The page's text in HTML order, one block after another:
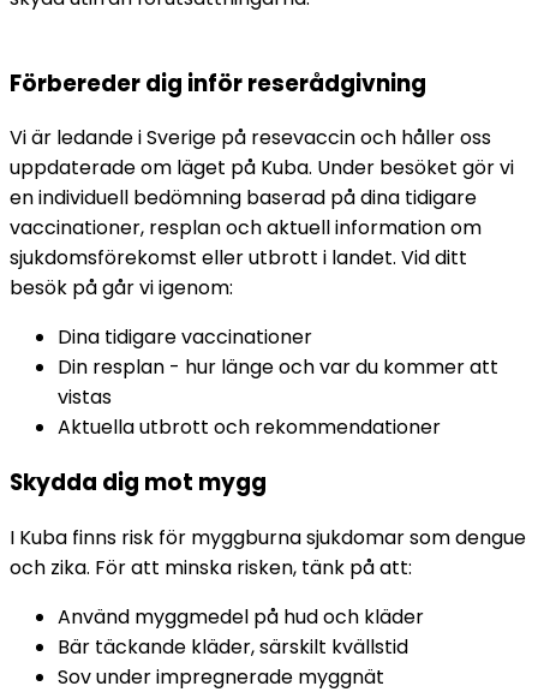
Förbereder dig inför reserådgivning
Vi är ledande i Sverige på resevaccin och håller oss
uppdaterade om läget på Kuba. Under besöket gör vi
en individuell bedömning baserad på dina tidigare
vaccinationer, resplan och aktuell information om
sjukdomsförekomst eller utbrott i landet. Vid ditt
besök på går vi igenom:
Dina tidigare vaccinationer
Din resplan - hur länge och var du kommer att
vistas
Aktuella utbrott och rekommendationer
Skydda dig mot mygg
I Kuba finns risk för myggburna sjukdomar som dengue
och zika. För att minska risken, tänk på att:
Använd myggmedel på hud och kläder
Bär täckande kläder, särskilt kvällstid
Sov under impregnerade myggnät